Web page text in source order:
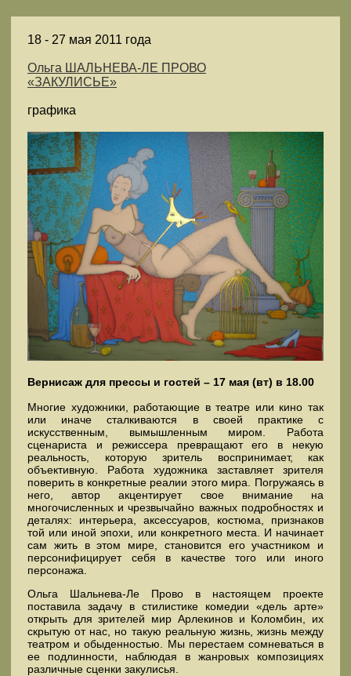
18 - 27 мая 2011 года
Ольга ШАЛЬНЕВА-ЛЕ ПРОВО
«ЗАКУЛИСЬЕ»
графика
Вернисаж для прессы и гостей – 17 мая (вт) в 18.00
Многие художники, работающие в театре или кино так
или иначе сталкиваются в своей практике с
искусственным, вымышленным миром. Работа
сценариста и режиссера превращают его в некую
реальность, которую зритель воспринимает, как
объективную. Работа художника заставляет зрителя
поверить в конкретные реалии этого мира. Погружаясь в
него, автор акцентирует свое внимание на
многочисленных и чрезвычайно важных подробностях и
деталях: интерьера, аксессуаров, костюма, признаков
той или иной эпохи, или конкретного места. И начинает
сам жить в этом мире, становится его участником и
персонифицирует себя в качестве того или иного
персонажа.
Ольга Шальнева-Ле Прово в настоящем проекте
поставила задачу в стилистике комедии «дель арте»
открыть для зрителей мир Арлекинов и Коломбин, их
скрытую от нас, но такую реальную жизнь, жизнь между
театром и обыденностью. Мы перестаем сомневаться в
ее подлинности, наблюдая в жанровых композициях
различные сценки закулисья.